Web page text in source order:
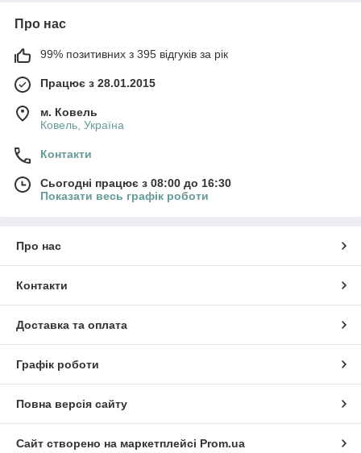
Про нас
99% позитивних з 395 відгуків за рік
Працює з 28.01.2015
м. Ковель
Ковель, Україна
Контакти
Сьогодні працює з 08:00 до 16:30
Показати весь графік роботи
Про нас
Контакти
Доставка та оплата
Графік роботи
Повна версія сайту
Сайт створено на маркетплейсі Prom.ua